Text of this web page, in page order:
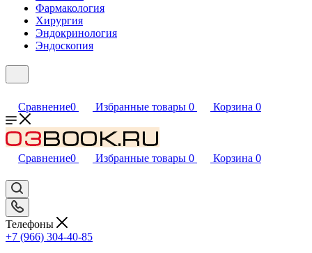
Фармакология
Хирургия
Эндокринология
Эндоскопия
Сравнение0 Избранные товары 0 Корзина 0
Сравнение0 Избранные товары 0 Корзина 0
Телефоны
+7 (966) 304-40-85